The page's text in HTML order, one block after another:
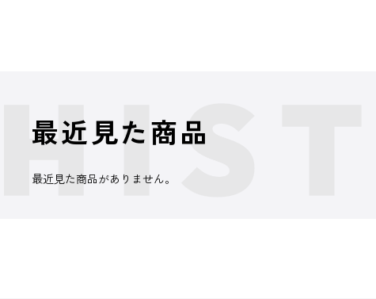
最近見た商品
最近見た商品がありません。